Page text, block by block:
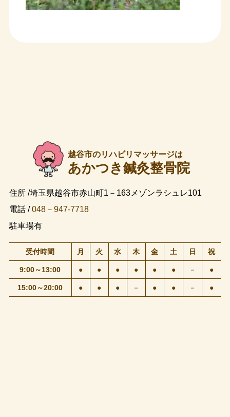
越谷市のリハビリマッサージは
あかつき鍼灸整骨院
住所 /埼玉県越谷市赤山町1－163メゾンラシュレ101
電話 /048－947-7718
駐車場有
受付時間 月 火 水 木 金 土 日 祝
9:00～13:00 ● ● ● ● ● ● － ●
15:00～20:00 ● ● ● － ● ● － ●